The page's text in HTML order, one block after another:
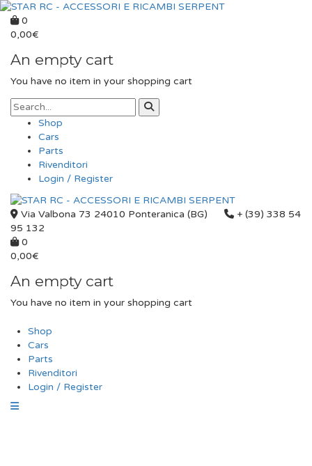
0
0,00€
An empty cart
You have no item in your shopping cart
Shop
Cars
Parts
Rivenditori
Login / Register
Via Valbona 73 24010 Ponteranica (BG)
+ (39) 338 54
95 132
0
0,00€
An empty cart
You have no item in your shopping cart
Shop
Cars
Parts
Rivenditori
Login / Register